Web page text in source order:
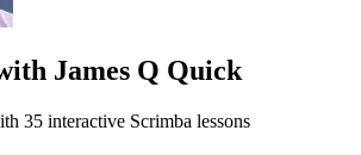
James Q Quick
35 interactive Scrimba lessons